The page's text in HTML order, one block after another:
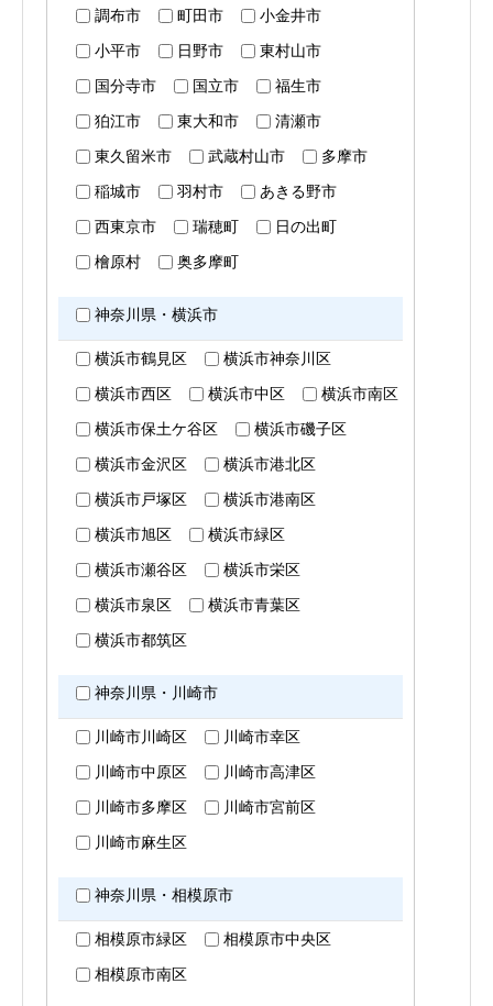
調布市
町田市
小金井市
小平市
日野市
東村山市
国分寺市
国立市
福生市
狛江市
東大和市
清瀬市
東久留米市
武蔵村山市
多摩市
稲城市
羽村市
あきる野市
西東京市
瑞穂町
日の出町
檜原村
奥多摩町
神奈川県・横浜市
横浜市鶴見区
横浜市神奈川区
横浜市西区
横浜市中区
横浜市南区
横浜市保土ケ谷区
横浜市磯子区
横浜市金沢区
横浜市港北区
横浜市戸塚区
横浜市港南区
横浜市旭区
横浜市緑区
横浜市瀬谷区
横浜市栄区
横浜市泉区
横浜市青葉区
横浜市都筑区
神奈川県・川崎市
川崎市川崎区
川崎市幸区
川崎市中原区
川崎市高津区
川崎市多摩区
川崎市宮前区
川崎市麻生区
神奈川県・相模原市
相模原市緑区
相模原市中央区
相模原市南区